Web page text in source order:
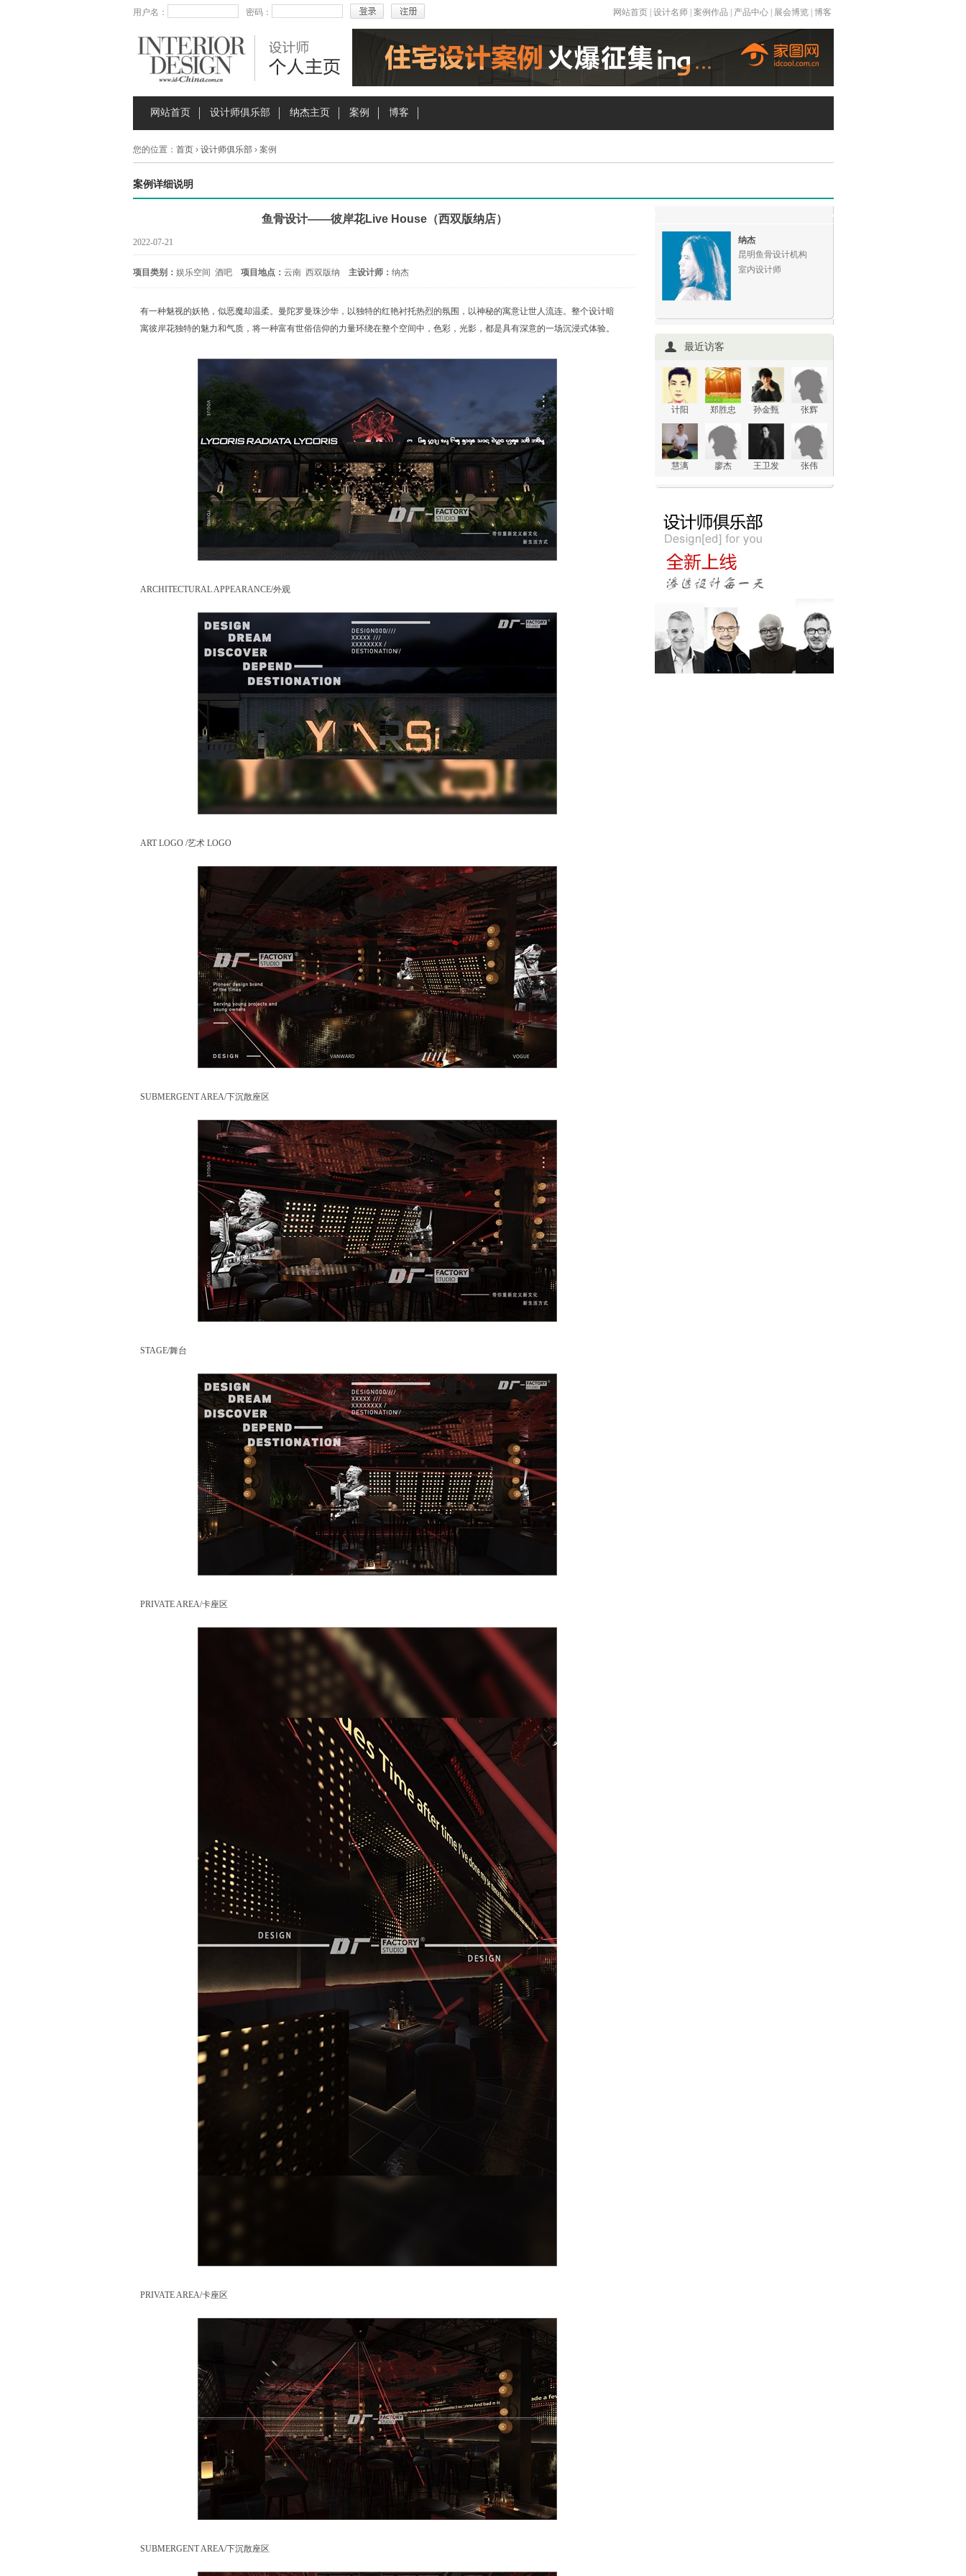
用户名： 密码： 网站首页| 设计名师| 案例作品 产品中心| 展会博览| 博客
网站首页 设计师俱乐部 纳杰主页 案例 博客
您的位置： 首页› 设计师俱乐部› 案例
案例详细说明
鱼骨设计——彼岸花Live House（西双版纳店）
2022-07-21
项目类别： 娱乐空间 酒吧 项目地点： 云南 西双版纳 主设计师： 纳杰
有一种魅视的妖艳，似恶魔却温柔。曼陀罗曼珠沙华，以独特的红艳衬托热烈的氛围，以神秘的寓意让世人流连。整个设计暗
寓彼岸花独特的魅力和气质，将一种富有世俗信仰的力量环绕在整个空间中，色彩，光影，都是具有深意的一场沉浸式体验。
ARCHITECTURAL APPEARANCE/外观
ART LOGO /艺术 LOGO
SUBMERGENT AREA/下沉散座区
STAGE/舞台
PRIVATE AREA/卡座区
PRIVATE AREA/卡座区
SUBMERGENT AREA/下沉散座区
纳杰
昆明鱼骨设计机构
室内设计师
最近访客
计阳 郑胜忠 孙金甄 张辉
慧漓 廖杰 王卫发 张伟